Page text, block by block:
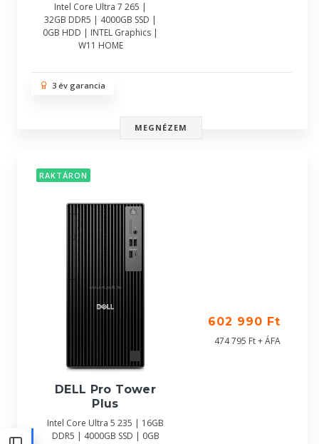
Intel Core Ultra 7 265 |
32GB DDR5 | 4000GB SSD |
0GB HDD | INTEL Graphics |
W11 HOME
3 év garancia
MEGNÉZEM
RAKTÁRON
DELL Pro Tower
Plus
Intel Core Ultra 5 235 | 16GB
DDR5 | 4000GB SSD | 0GB
602 990 Ft
474 795 Ft + ÁFA